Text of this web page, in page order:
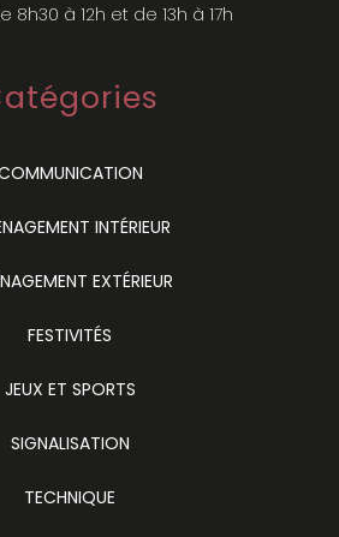
8h30 à 12h et de 13h à 17h
INTÉRIEUR
EXTÉRIEUR
FESTIVITÉS
JEUX ET SPORTS
SIGNALISATION
TECHNIQUE